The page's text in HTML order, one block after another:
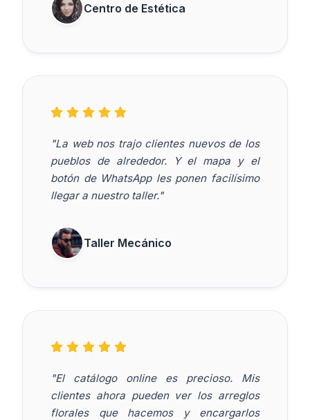
Centro de Estética
"La web nos trajo clientes nuevos de los
pueblos de alrededor. Y el mapa y el
botón de WhatsApp les ponen facilísimo
llegar a nuestro taller."
Taller Mecánico
"El catálogo online es precioso. Mis
clientes ahora pueden ver los arreglos
florales que hacemos y encargarlos